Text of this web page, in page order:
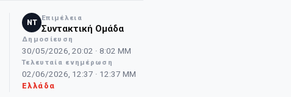
NT Επιμέλεια
Συντακτική Ομάδα
Δημοσίευση
30/05/2026, 20:02 · 8:02 ΜΜ
Τελευταία ενημέρωση
02/06/2026, 12:37 · 12:37 ΜΜ
Ελλάδα